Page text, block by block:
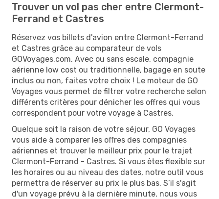
Trouver un vol pas cher entre Clermont-
Ferrand et Castres
Réservez vos billets d'avion entre Clermont-Ferrand
et Castres grâce au comparateur de vols
GOVoyages.com. Avec ou sans escale, compagnie
aérienne low cost ou traditionnelle, bagage en soute
inclus ou non, faites votre choix ! Le moteur de GO
Voyages vous permet de filtrer votre recherche selon
différents critères pour dénicher les offres qui vous
correspondent pour votre voyage à Castres.
Quelque soit la raison de votre séjour, GO Voyages
vous aide à comparer les offres des compagnies
aériennes et trouver le meilleur prix pour le trajet
Clermont-Ferrand - Castres. Si vous êtes flexible sur
les horaires ou au niveau des dates, notre outil vous
permettra de réserver au prix le plus bas. S’il s'agit
d'un voyage prévu à la dernière minute, nous vous